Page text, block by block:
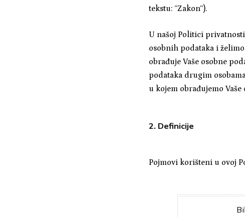
tekstu: “Zakon“).
U našoj Politici
osobnih podataka i
obrađuje Vaše osobne
podataka drugim
u kojem obrađujemo
2. Definicije
Pojmovi korišteni u ovoj